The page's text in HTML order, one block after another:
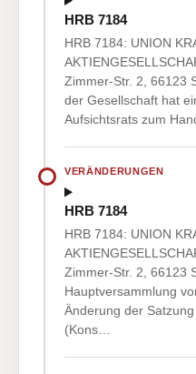
HRB 7184
HRB 7184: UNION
Zimmer-Str. 2, 66123
der Gesellschaft hat
Aufsichtsrats zum
VERÄNDERUNGEN
HRB 7184
HRB 7184: UNION
Zimmer-Str. 2, 66123
Hauptversammlung
Änderung der
(Kons…